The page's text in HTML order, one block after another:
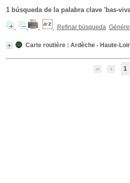
1 búsqueda de la palabra clave 'bas-
Refinar búsqueda
Carte routière : Ardèche - Haute-
1